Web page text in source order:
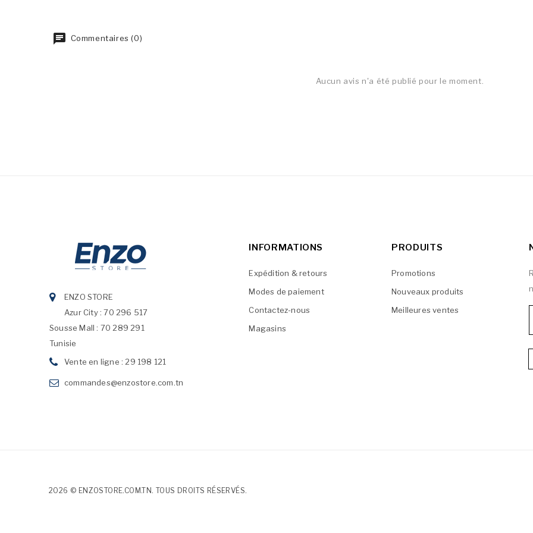
Commentaires (0)
Aucun avis n'a été publié pour le moment.
ENZO STORE
Azur City : 70 296 517
Sousse Mall : 70 289 291
Tunisie
Vente en ligne : 29 198 121
commandes@enzostore.com.tn
INFORMATIONS
Expédition & retours
Modes de paiement
Contactez-nous
Magasins
PRODUITS
Promotions
Nouveaux produits
Meilleures ventes
2026 © ENZOSTORE.COM.TN. TOUS DROITS RÉSERVÉS.